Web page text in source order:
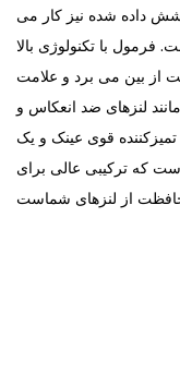
داده شده نیز کار می
با تکنولوژی بالا
از بین می برد و علامت
لنزهای ضد انعکاس و
قوی عینک و یک
که ترکیبی عالی برای